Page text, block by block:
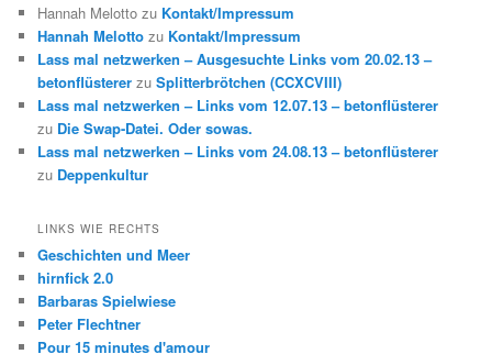
Hannah Melotto zu Kontakt/Impressum
Hannah Melotto zu Kontakt/Impressum
Lass mal netzwerken – Ausgesuchte Links vom 20.02.13 –
betonflüsterer zuSplitterbrötchen (CCXCVIII)
Lass mal netzwerken – Links vom 12.07.13 – betonflüsterer
zu Die Swap-Datei. Oder sowas.
Lass mal netzwerken – Links vom 24.08.13 – betonflüsterer
zu Deppenkultur
LINKS WIE RECHTS
Geschichten und Meer
hirnfick 2.0
Barbaras Spielwiese
Peter Flechtner
Pour 15 minutes d'amour